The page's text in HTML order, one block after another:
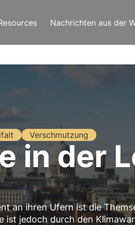
Nachrichten aus der
Verschmutzung
in der
an ihren Ufern ist die
ist jedoch durch den